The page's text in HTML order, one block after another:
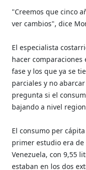
"Creemos que cinco
ver cambios", dice
El especialista
hacer
fase y los que ya se
parciales y no
pregunta si el
bajando a nivel
El consumo per
primer estudio era
Venezuela, con 9,55
estaban en los dos